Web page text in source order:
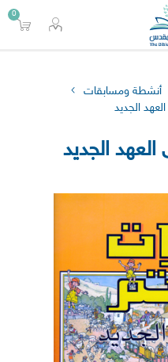
0
أنشطة ومسابقات
الجديد
الجديد